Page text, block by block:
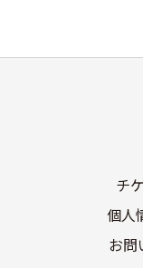
チ
個人
お問